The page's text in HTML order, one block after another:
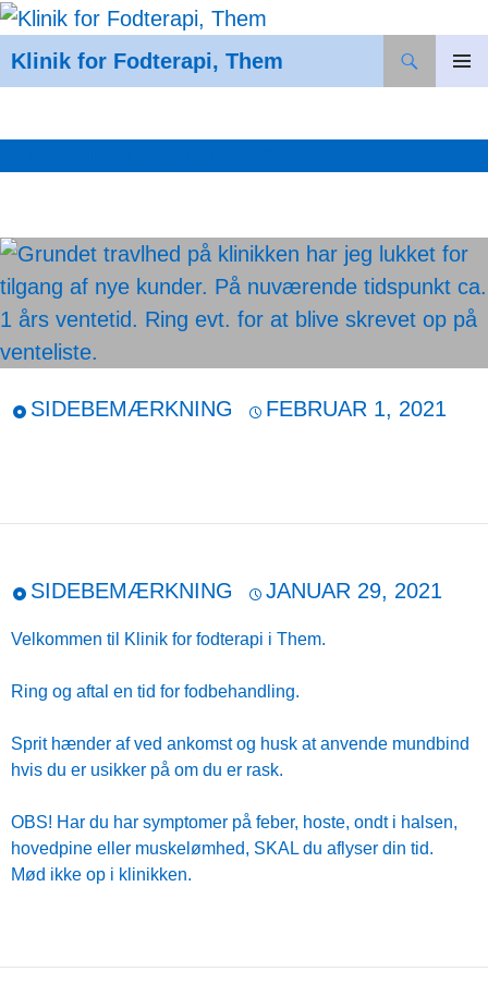
Klinik for Fodterapi, Them
Søg
HOP
SIDEBEMÆRKNING FEBRUAR 1, 2021
SIDEBEMÆRKNING JANUAR 29, 2021
Velkommen til Klinik for fodterapi i Them.
Ring og aftal en tid for fodbehandling.
Sprit hænder af ved ankomst og husk at anvende mundbind
hvis du er usikker på om du er rask.
OBS! Har du har symptomer på feber, hoste, ondt i halsen,
hovedpine eller muskelømhed, SKAL du aflyser din tid.
Mød ikke op i klinikken.